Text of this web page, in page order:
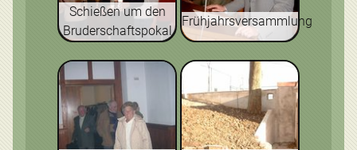
Schießen um den
Bruderschaftspokal
Frühjahrsversammlung